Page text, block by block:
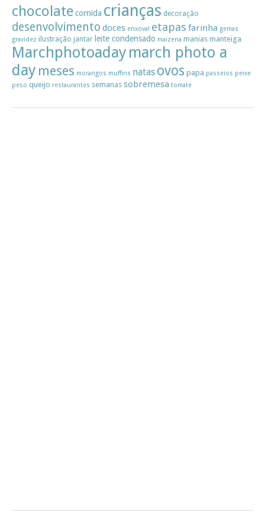
chocolatecomida crianças decoração
desenvolvimento doces enxoval etapas farinha gemas
gravidez ilustração jantar leite condensado maizena manias manteiga
Marchphotoaday march photo a
day meses morangos muffins natas ovos papa passeios peixe
peso queijo restaurantes semanas sobremesa tomate